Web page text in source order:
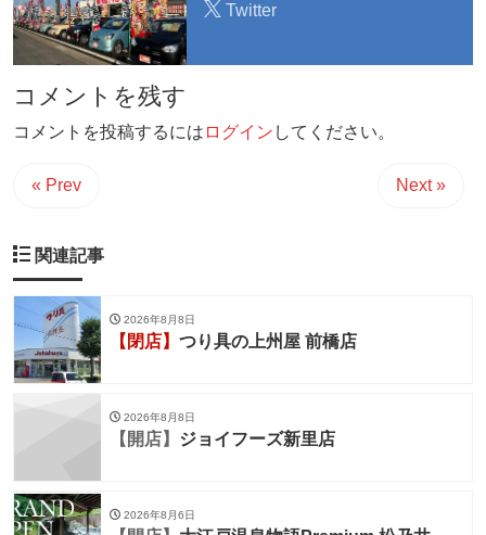
Twitter
コメントを残す
コメントを投稿するには ログイン してください。
« Prev Next »
関連記事
2026年8月8日
【閉店】 つり具の上州屋 前橋店
2026年8月8日
【開店】 ジョイフーズ新里店
2026年8月6日